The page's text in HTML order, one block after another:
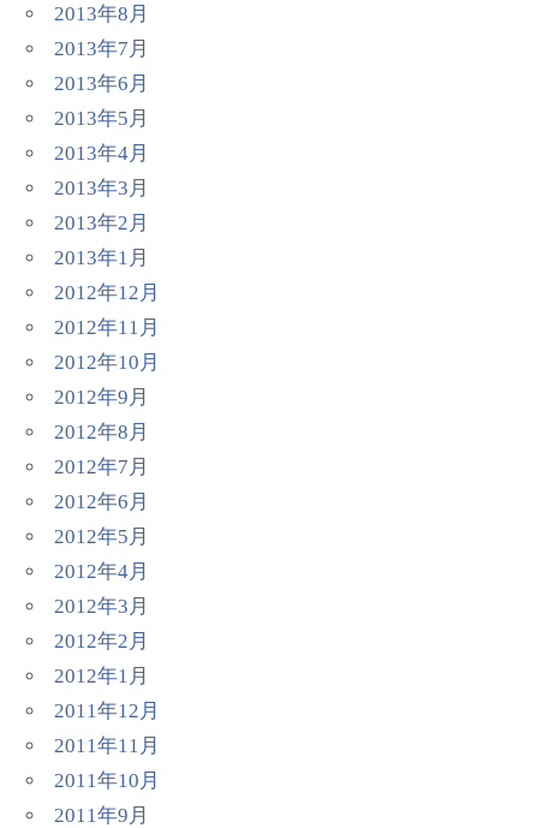
2013年8月
2013年7月
2013年6月
2013年5月
2013年4月
2013年3月
2013年2月
2013年1月
2012年12月
2012年11月
2012年10月
2012年9月
2012年8月
2012年7月
2012年6月
2012年5月
2012年4月
2012年3月
2012年2月
2012年1月
2011年12月
2011年11月
2011年10月
2011年9月